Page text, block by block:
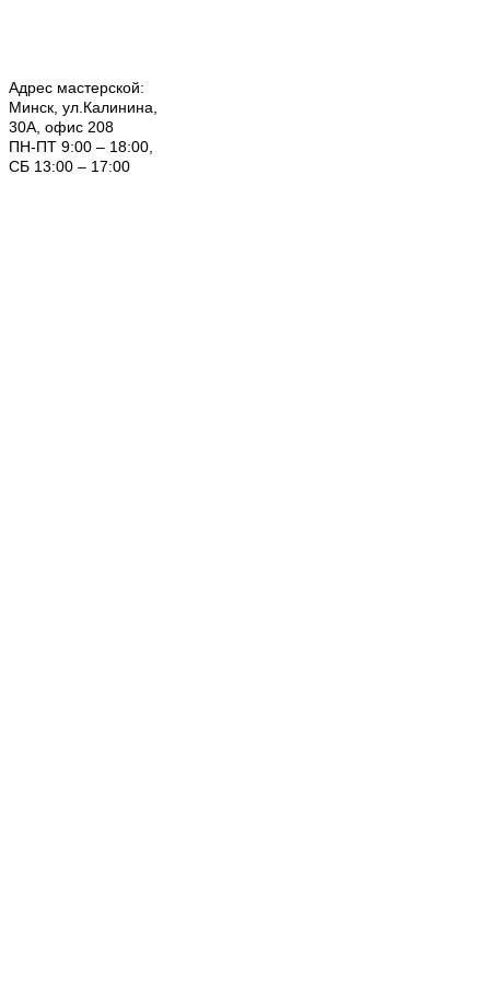
Адрес мастерской:
Минск, ул.Калинина,
30А, офис 208
ПН-ПТ 9:00 – 18:00,
СБ 13:00 – 17:00